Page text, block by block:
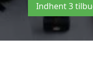
Indhent 3